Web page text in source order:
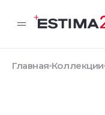
Главная Коллекции